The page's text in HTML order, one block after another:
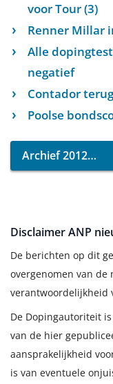
voor Tour (3)
Renner Millar
Alle
negatief
Contador
Poolse
Archief 2012
Disclaimer ANP
De berichten op dit
overgenomen van de
verantwoordelijkheid
De Dopingautoriteit
van de hier
aansprakelijkheid
is van eventuele